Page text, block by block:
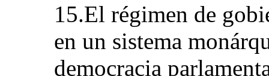
15.El régimen de
en un sistema
democracia